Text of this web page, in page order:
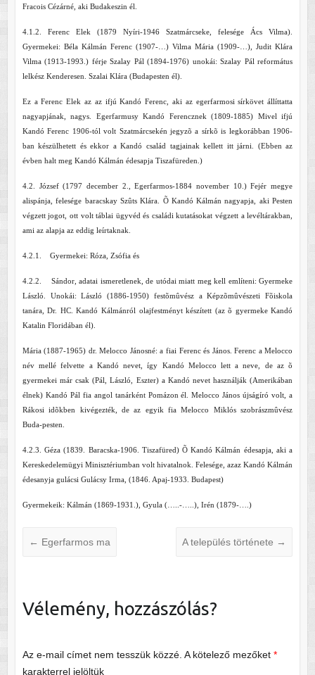
Fracois Cézárné, aki Budakeszin él.
4.1.2. Ferenc Elek (1879 Nyíri-1946 Szatmárcseke, felesége Ács Vilma).
Gyermekei: Béla Kálmán Ferenc (1907-…) Vilma Mária (1909-…), Judit Klára
Vilma (1913-1993.) férje Szalay Pál (1894-1976) unokái: Szalay Pál református
lelkész Kenderesen. Szalai Klára (Budapesten él).
Ez a Ferenc Elek az az ifjú Kandó Ferenc, aki az egerfarmosi sírkövet állíttatta
nagyapjának, nagys. Egerfarmusy Kandó Ferencznek (1809-1885) Mivel ifjú
Kandó Ferenc 1906-tól volt Szatmárcsekén jegyzõ a sírkõ is legkorábban 1906-
ban készülhetett és ekkor a Kandó család tagjainak kellett itt járni. (Ebben az
évben halt meg Kandó Kálmán édesapja Tiszafüreden.)
4.2. József (1797 december 2., Egerfarmos-1884 november 10.) Fejér megye
alispánja, felesége baracskay Szûts Klára. Õ Kandó Kálmán nagyapja, aki Pesten
végzett jogot, ott volt táblai ügyvéd és családi kutatásokat végzett a levéltárakban,
ami az alapja az eddig leírtaknak.
4.2.1. Gyermekei: Róza, Zsófia és
4.2.2. Sándor, adatai ismeretlenek, de utódai miatt meg kell említeni: Gyermeke
László. Unokái: László (1886-1950) festõmûvész a Képzõmûvészeti Fõiskola
tanára, Dr. HC. Kandó Kálmánról olajfestményt készített (az õ gyermeke Kandó
Katalin Floridában él).
Mária (1887-1965) dr. Melocco Jánosné: a fiai Ferenc és János. Ferenc a Melocco
név mellé felvette a Kandó nevet, így Kandó Melocco lett a neve, de az õ
gyermekei már csak (Pál, László, Eszter) a Kandó nevet használják (Amerikában
élnek) Kandó Pál fia angol tanárként Pomázon él. Melocco János újságíró volt, a
Rákosi idõkben kivégezték, de az egyik fia Melocco Miklós szobrászmûvész
Buda-pesten.
4.2.3. Géza (1839. Baracska-1906. Tiszafüred) Õ Kandó Kálmán édesapja, aki a
Kereskedelemügyi Minisztériumban volt hivatalnok. Felesége, azaz Kandó Kálmán
édesanyja gulácsi Gulácsy Irma, (1846. Apaj-1933. Budapest)
Gyermekeik: Kálmán (1869-1931.), Gyula (…..-…..), Irén (1879-….)
← Egerfarmos ma A település története →
Vélemény, hozzászólás?
Az e-mail címet nem tesszük közzé. A kötelező mezőket *
karakterrel jelöltük